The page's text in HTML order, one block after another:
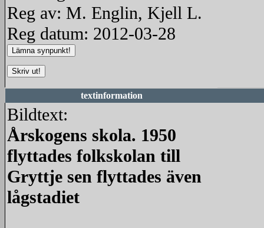
Reg av: M. Englin, Kjell L.
Reg datum: 2012-03-28
textinformation
Bildtext:
Årskogens skola. 1950
flyttades folkskolan till
Gryttje sen flyttades även
lågstadiet